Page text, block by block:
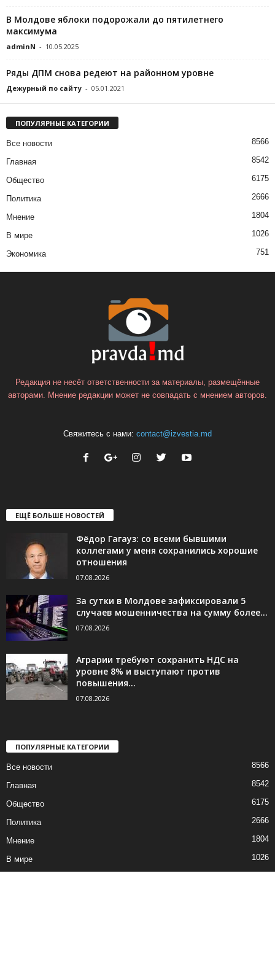
В Молдове яблоки подорожали до пятилетнего
максимума
adminN - 10.05.2025
Ряды ДПМ снова редеют на районном уровне
Дежурный по сайту - 05.01.2021
ПОПУЛЯРНЫЕ КАТЕГОРИИ
Все новости 8566
Главная 8542
Общество 6175
Политика 2666
Мнение 1804
В мире 1026
Экономика 751
Редакция не несёт ответственности за материалы, размещённые
авторами. Мнение редакции может не совпадать с мнением авторов.
Свяжитесь с нами: contact@izvestia.md
ЕЩЁ БОЛЬШЕ НОВОСТЕЙ
Фёдор Гагауз: со всеми бывшими
коллегами у меня сохранились хорошие
отношения
07.08.2026
За сутки в Молдове зафиксировали 5
случаев мошенничества на сумму более...
07.08.2026
Аграрии требуют сохранить НДС на
уровне 8% и выступают против
повышения...
07.08.2026
ПОПУЛЯРНЫЕ КАТЕГОРИИ
Все новости 8566
Главная 8542
Общество 6175
Политика 2666
Мнение 1804
В мире 1026